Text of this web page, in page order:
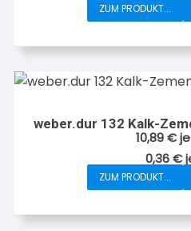
ZUM PRODUKT...
weber.dur 132 Kalk-
10,89€
0,36€
ZUM PRODUKT...